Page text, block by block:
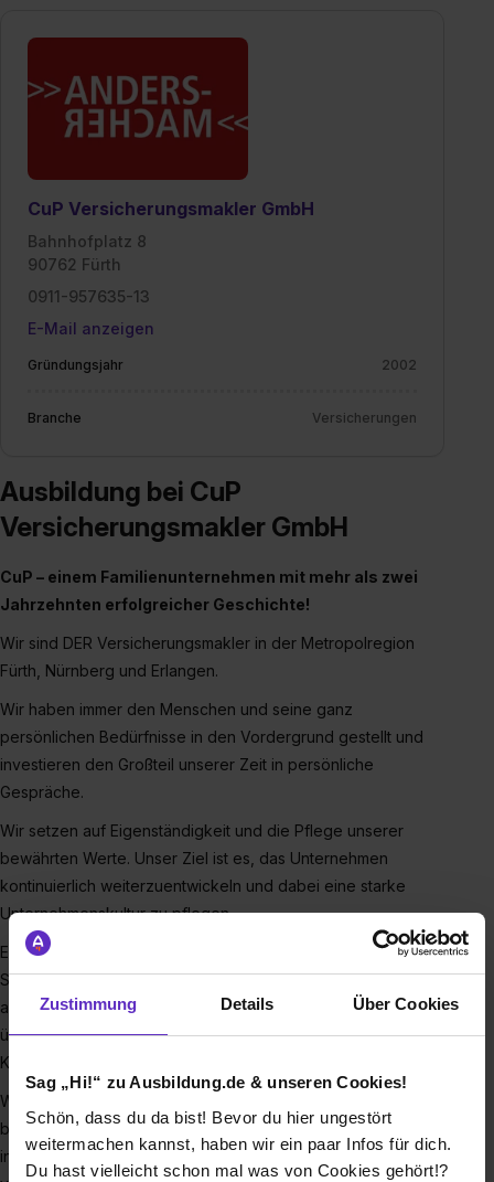
Zustimmung Details Über Cookies
Sag „Hi!“ zu Ausbildung.de & unseren Cookies!
Schön, dass du da bist! Bevor du hier ungestört
weitermachen kannst, haben wir ein paar Infos für dich.
Du hast vielleicht schon mal was von Cookies gehört!?
CuP Versicherungsmakler GmbH
Bahnhofplatz 8
90762 Fürth
0911-957635-13
E-Mail anzeigen
Gründungsjahr 2002
Branche Versicherungen
Ausbildung bei CuP
Versicherungsmakler GmbH
CuP – einem Familienunternehmen mit mehr als zwei
Jahrzehnten erfolgreicher Geschichte!
Wir sind DER Versicherungsmakler in der Metropolregion
Fürth, Nürnberg und Erlangen.
Wir haben immer den Menschen und seine ganz
persönlichen Bedürfnisse in den Vordergrund gestellt und
investieren den Großteil unserer Zeit in persönliche
Gespräche.
Wir setzen auf Eigenständigkeit und die Pflege unserer
bewährten Werte. Unser Ziel ist es, das Unternehmen
kontinuierlich weiterzuentwickeln und dabei eine starke
Unternehmenskultur zu pflegen.
Entscheidungen treffen wir mit Weitblick, um langfristige
Strategien zu verfolgen und sowohl unsere Mitarbeiter als
auch unsere Kunden bestmöglich zu unterstützen. Wir
übernehmen Verantwortung – für unser Team und für unsere
Kunden.
Wir betrachten uns selbst als "Andersmacher", da wir
bewusst neue Wege gehen, um uns abzuheben und
innovative Lösungen zu entwickeln. Unser Team ist geprägt